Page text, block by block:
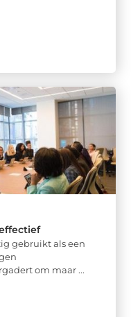
gebruikt als een
om maar ...